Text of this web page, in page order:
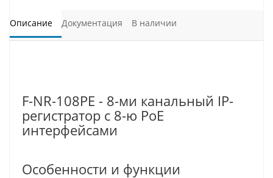
Описание Документация В наличии
F-NR-108PE - 8-ми канальный IP-
регистратор c 8-ю PoE
интерфейсами
Особенности и функции